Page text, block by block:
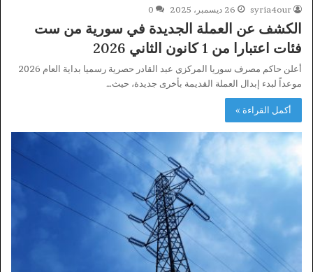
syria4our 26 ديسمبر، 2025 0
الكشف عن العملة الجديدة في سورية من ست
فئات اعتبارا من 1 كانون الثاني 2026
أعلن حاكم مصرف سوريا المركزي عبد القادر حصرية رسميا بداية العام 2026
موعداً لبدء إبدال العملة القديمة بأخرى جديدة، حيث…
أكمل القراءة »